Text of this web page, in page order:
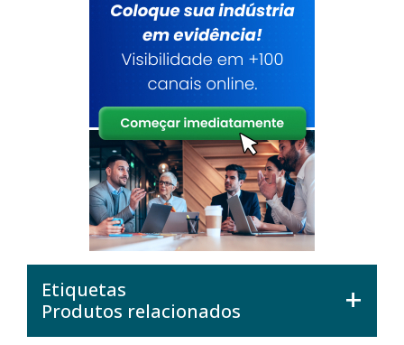
Etiquetas
Produtos relacionados